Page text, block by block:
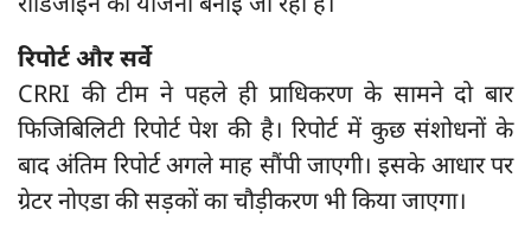
रीडिजाइन की योजना बनाई जा रही है।
रिपोर्ट और सर्वे
CRRI की टीम ने पहले ही प्राधिकरण के सामने दो बार
फिजिबिलिटी रिपोर्ट पेश की है। रिपोर्ट में कुछ संशोधनों के
बाद अंतिम रिपोर्ट अगले माह सौंपी जाएगी। इसके आधार पर
ग्रेटर नोएडा की सड़कों का चौड़ीकरण भी किया जाएगा।